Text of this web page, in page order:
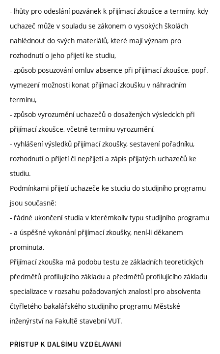
- lhůty pro odeslání pozvánek k přijímací zkoušce a termíny, kdy
uchazeč může v souladu se zákonem o vysokých školách
nahlédnout do svých materiálů, které mají význam pro
rozhodnutí o jeho přijetí ke studiu,
- způsob posuzování omluv absence při přijímací zkoušce, popř.
vymezení možnosti konat přijímací zkoušku v náhradním
termínu,
- způsob vyrozumění uchazečů o dosažených výsledcích při
přijímací zkoušce, včetně termínu vyrozumění,
- vyhlášení výsledků přijímací zkoušky, sestavení pořadníku,
rozhodnutí o přijetí či nepřijetí a zápis přijatých uchazečů ke
studiu.
Podmínkami přijetí uchazeče ke studiu do studijního programu
jsou současně:
- řádné ukončení studia v kterémkoliv typu studijního programu
- a úspěšné vykonání přijímací zkoušky, není-li děkanem
prominuta.
Přijímací zkouška má podobu testu ze základních teoretických
předmětů profilujícího základu a předmětů profilujícího základu
specializace v rozsahu požadovaných znalostí pro absolventa
čtyřletého bakalářského studijního programu Městské
inženýrství na Fakultě stavební VUT.
PŘÍSTUP K DALŠÍMU VZDĚLÁVÁNÍ